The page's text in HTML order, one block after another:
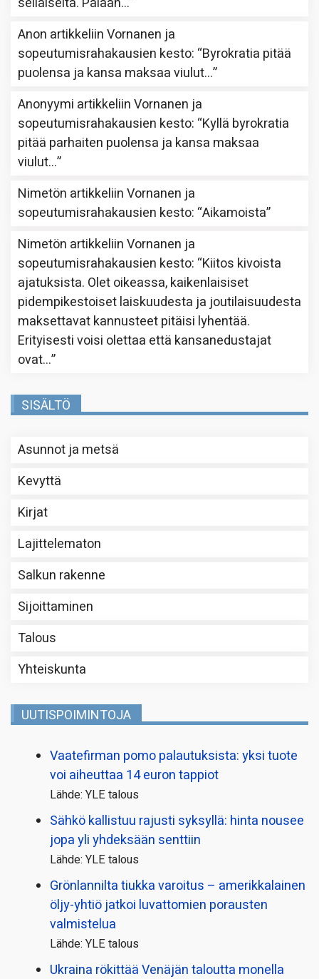
Anon artikkeliinVornanen ja
sopeutumisrahakausien kesto: “Byrokratia pitää
puolensa ja kansa maksaa viulut…”
Anonyymi artikkeliinVornanen ja
sopeutumisrahakausien kesto: “Kyllä byrokratia
pitää parhaiten puolensa ja kansa maksaa
viulut…”
Nimetön artikkeliinVornanen ja
sopeutumisrahakausien kesto: “Aikamoista”
Nimetön artikkeliinVornanen ja
sopeutumisrahakausien kesto: “Kiitos kivoista
ajatuksista. Olet oikeassa, kaikenlaisiset
pidempikestoiset laiskuudesta ja joutilaisuudesta
maksettavat kannusteet pitäisi lyhentää.
Erityisesti voisi olettaa että kansanedustajat
ovat…”
SISÄLTÖ
Asunnot ja metsä
Kevyttä
Kirjat
Lajittelematon
Salkun rakenne
Sijoittaminen
Talous
Yhteiskunta
UUTISPOIMINTOJA
Vaatefirman pomo palautuksista: yksi tuote
voi aiheuttaa 14 euron tappiot
Lähde: YLE talous
Sähkö kallistuu rajusti syksyllä: hinta nousee
jopa yli yhdeksään senttiin
Lähde: YLE talous
Grönlannilta tiukka varoitus – amerikkalainen
öljy-yhtiö jatkoi luvattomien porausten
valmistelua
Lähde: YLE talous
Ukraina rökittää Venäjän taloutta monella